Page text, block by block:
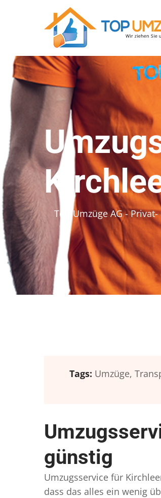
Top Umzüge AG -
Tags: Umzüge,
günstig
Umzugsservice für
dass das alles ein wenig